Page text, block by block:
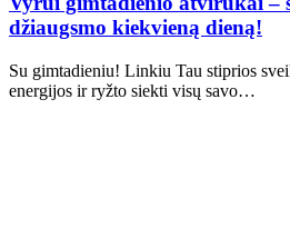
džiaugsmo kiekvieną dieną!
Su gimtadieniu! Linkiu Tau stiprios
energijos ir ryžto siekti visų savo…